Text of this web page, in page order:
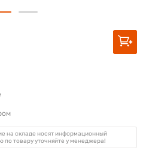
на складе носят информационный
по товару уточняйте у менеджера!